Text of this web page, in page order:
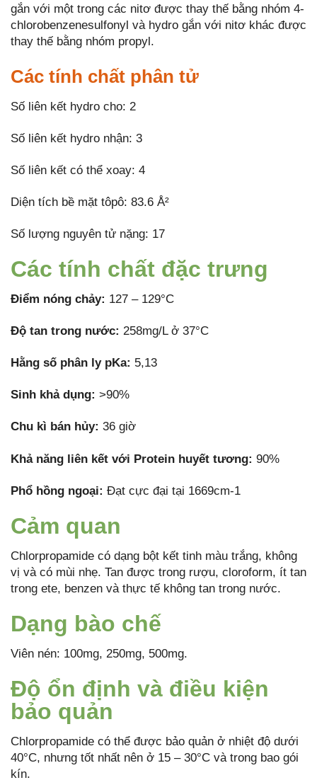
gắn với một trong các nitơ được thay thế bằng nhóm 4-
chlorobenzenesulfonyl và hydro gắn với nitơ khác được
thay thế bằng nhóm propyl.
Các tính chất phân tử
Số liên kết hydro cho: 2
Số liên kết hydro nhận: 3
Số liên kết có thể xoay: 4
Diện tích bề mặt tôpô: 83.6 Å²
Số lượng nguyên tử nặng: 17
Các tính chất đặc trưng
Điểm nóng chảy: 127 – 129°C
Độ tan trong nước: 258mg/L ở 37°C
Hằng số phân ly pKa: 5,13
Sinh khả dụng: >90%
Chu kì bán hủy: 36 giờ
Khả năng liên kết với Protein huyết tương: 90%
Phổ hồng ngoại: Đạt cực đại tại 1669cm-1
Cảm quan
Chlorpropamide có dạng bột kết tinh màu trắng, không
vị và có mùi nhẹ. Tan được trong rượu, cloroform, ít tan
trong ete, benzen và thực tế không tan trong nước.
Dạng bào chế
Viên nén: 100mg, 250mg, 500mg.
Độ ổn định và điều kiện
bảo quản
Chlorpropamide có thể được bảo quản ở nhiệt độ dưới
40°C, nhưng tốt nhất nên ở 15 – 30°C và trong bao gói
kín.